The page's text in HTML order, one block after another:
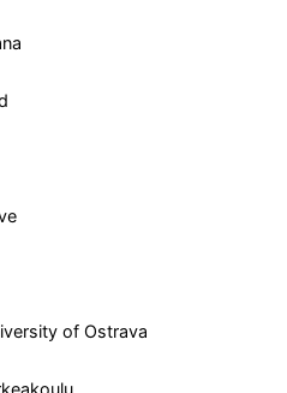
of Ostrava